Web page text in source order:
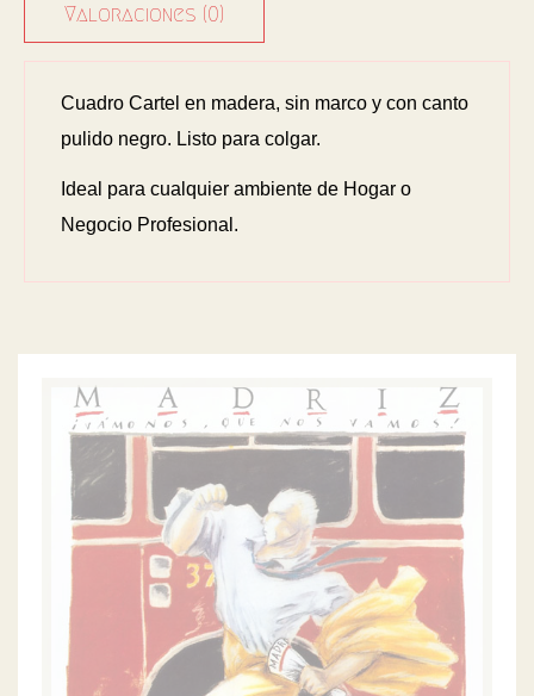
Valoraciones (0)
Cuadro Cartel en madera, sin marco y con canto
pulido negro. Listo para colgar.
Ideal para cualquier ambiente de Hogar o
Negocio Profesional.